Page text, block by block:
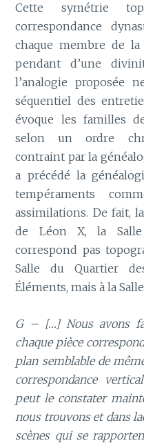
Cette symétrie
correspondance
chaque membre de
pendant d’une
l’analogie proposée
séquentiel des
évoque les familles
selon un ordre
contraint par la
a précédé la
tempéraments
assimilations. De fait,
de Léon X, la Salle
correspond pas
Salle du Quartier
Éléments, mais à la
G – […] Nous avons
chaque pièce
plan semblable de
correspondance
peut le constater
nous trouvons et dans
scènes qui se